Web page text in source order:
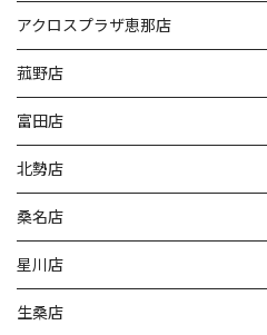
アクロスプラザ恵那店
菰野店
富田店
北勢店
桑名店
星川店
生桑店